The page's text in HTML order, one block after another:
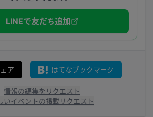
LINEで友だち追加
ア はてなブックマーク
情報の編集をリクエスト
いイベントの掲載リクエスト